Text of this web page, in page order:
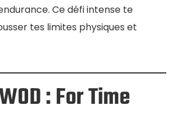
Ce défi intense te
tes limites physiques et
: For Time